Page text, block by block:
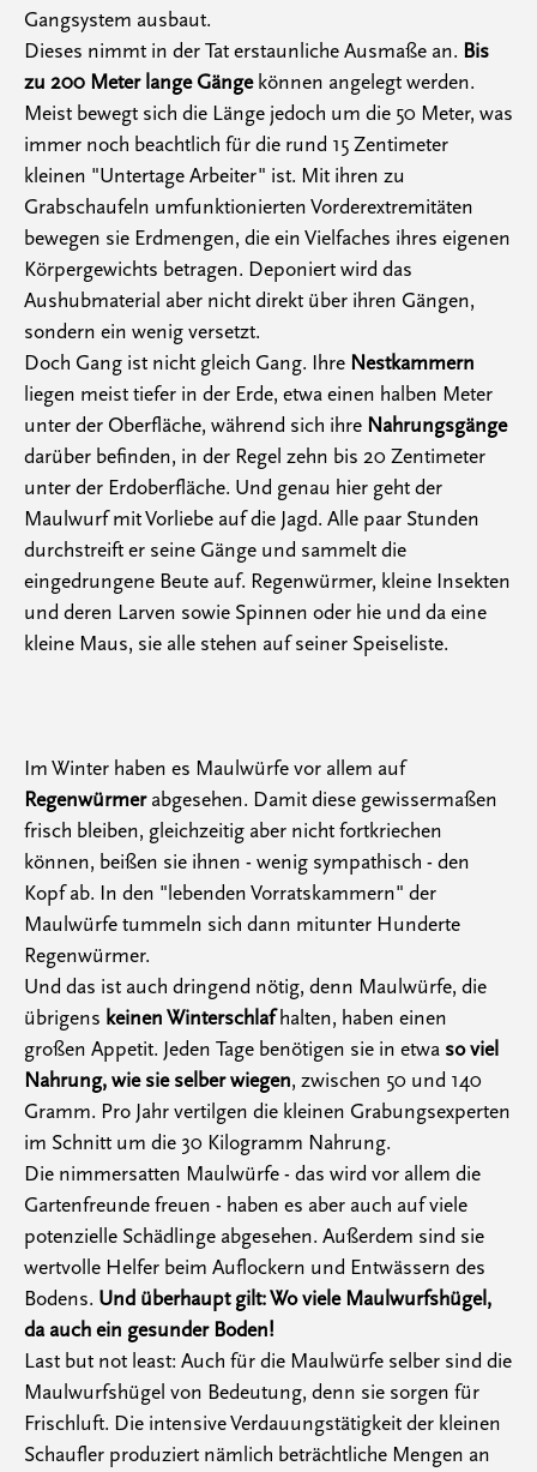
Gangsystem ausbaut.
Dieses nimmt in der Tat erstaunliche Ausmaße an. Bis
zu 200 Meter lange Gängekönnen angelegt werden.
Meist bewegt sich die Länge jedoch um die 50 Meter, was
immer noch beachtlich für die rund 15 Zentimeter
kleinen "Untertage Arbeiter" ist. Mit ihren zu
Grabschaufeln umfunktionierten Vorderextremitäten
bewegen sie Erdmengen, die ein Vielfaches ihres eigenen
Körpergewichts betragen. Deponiert wird das
Aushubmaterial aber nicht direkt über ihren Gängen,
sondern ein wenig versetzt.
Doch Gang ist nicht gleich Gang. Ihre Nestkammern
liegen meist tiefer in der Erde, etwa einen halben Meter
unter der Oberfläche, während sich ihre Nahrungsgänge
darüber befinden, in der Regel zehn bis 20 Zentimeter
unter der Erdoberfläche. Und genau hier geht der
Maulwurf mit Vorliebe auf die Jagd. Alle paar Stunden
durchstreift er seine Gänge und sammelt die
eingedrungene Beute auf. Regenwürmer, kleine Insekten
und deren Larven sowie Spinnen oder hie und da eine
kleine Maus, sie alle stehen auf seiner Speiseliste.
Im Winter haben es Maulwürfe vor allem auf
Regenwürmerabgesehen. Damit diese gewissermaßen
frisch bleiben, gleichzeitig aber nicht fortkriechen
können, beißen sie ihnen - wenig sympathisch - den
Kopf ab. In den "lebenden Vorratskammern" der
Maulwürfe tummeln sich dann mitunter Hunderte
Regenwürmer.
Und das ist auch dringend nötig, denn Maulwürfe, die
übrigens keinen Winterschlafhalten, haben einen
großen Appetit. Jeden Tage benötigen sie in etwa so viel
Nahrung, wie sie selber wiegen, zwischen 50 und 140
Gramm. Pro Jahr vertilgen die kleinen Grabungsexperten
im Schnitt um die 30 Kilogramm Nahrung.
Die nimmersatten Maulwürfe - das wird vor allem die
Gartenfreunde freuen - haben es aber auch auf viele
potenzielle Schädlinge abgesehen. Außerdem sind sie
wertvolle Helfer beim Auflockern und Entwässern des
Bodens. Und überhaupt gilt: Wo viele Maulwurfshügel,
da auch ein gesunder Boden!
Last but not least: Auch für die Maulwürfe selber sind die
Maulwurfshügel von Bedeutung, denn sie sorgen für
Frischluft. Die intensive Verdauungstätigkeit der kleinen
Schaufler produziert nämlich beträchtliche Mengen an